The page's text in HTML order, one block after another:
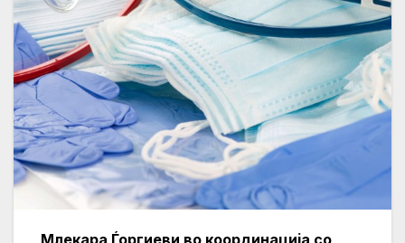
Млекара Ѓоргиеви во координација со